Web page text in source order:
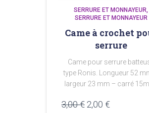
SERRURE ET MONNAYEUR
SERRURE ET MONNAYEUR
Came à crochet
serrure
Came pour serrure
type Ronis. Longueur 52
largeur 23 mm – carré
3,00€ Le
2,00 €Le